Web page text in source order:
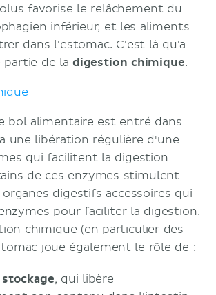
favorise le relâchement du
inférieur, et les aliments
dans l'estomac. C'est là qu'a
partie de la digestion chimique.
bol alimentaire est entré dans
une libération régulière d'une
qui facilitent la digestion
de ces enzymes stimulent
digestifs accessoires qui
pour faciliter la digestion.
chimique (en particulier des
joue également le rôle de :
, qui libère